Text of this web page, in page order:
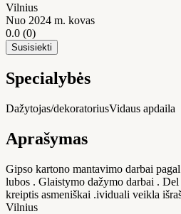
Vilnius
Nuo 2024 m. kovas
0.0 (0)
Susisiekti
Specialybės
Dažytojas/dekoratoriusVidaus apdaila
Aprašymas
Gipso kartono mantavimo darbai
lubos . Glaistymo dažymo darbai .
kreiptis asmeniškai .ividuali veikla
Vilnius